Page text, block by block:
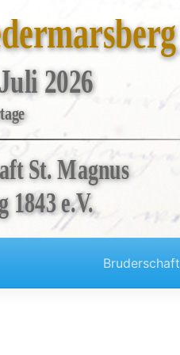
2026
St. Magnus
1843 e.V.
Bruderschaft